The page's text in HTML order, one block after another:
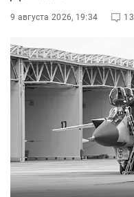
9 августа 2026, 19:34 13